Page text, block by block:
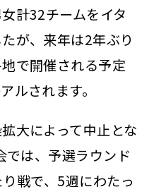
計32チームをイタ
が、来年は2年ぶり
で開催される予定
ルされます。
大によって中止とな
では、予選ラウンド
戦で、5週にわたっ